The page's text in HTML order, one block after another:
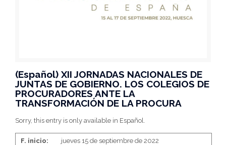
(Español) XII JORNADAS NACIONALES DE
JUNTAS DE GOBIERNO. LOS COLEGIOS DE
PROCURADORES ANTE LA
TRANSFORMACIÓN DE LA PROCURA
Sorry, this entry is only available in Español.
F. inicio:
jueves 15 de septiembre de 2022